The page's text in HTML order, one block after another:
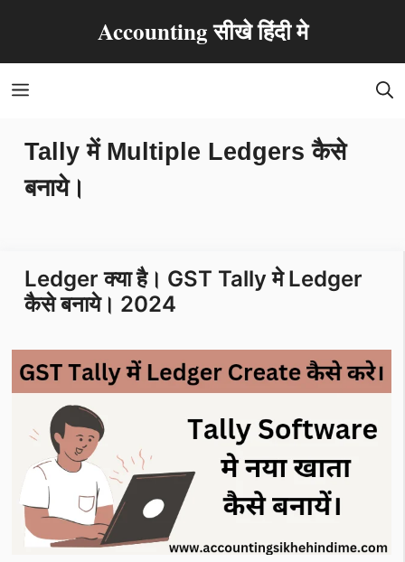
Accounting सीखे हिंदी मे
Menu
Tally में Multiple Ledgers कैसे
बनाये।
Ledger क्या है। GST Tally मे Ledger
कैसे बनाये। 2024